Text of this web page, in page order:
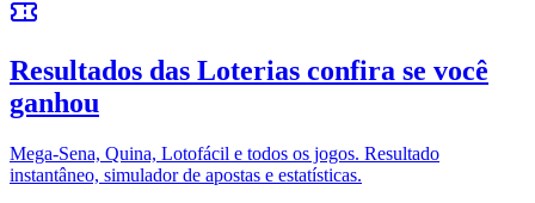
Anuncie no Portal
Cadastrar Empresa
Divulgar Vagas
Política
Resultados das Loterias confira se você
ganhou
Mega-Sena, Quina, Lotofácil e todos os jogos. Resultado
instantâneo, simulador de apostas e estatísticas.